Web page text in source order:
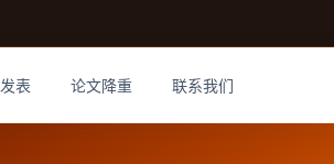
表 论文降重 联系我们